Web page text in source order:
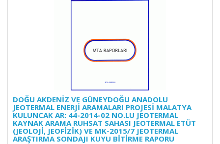
DOĞU AKDENİZ VE GÜNEYDOĞU ANADOLU
JEOTERMAL ENERJİ ARAMALARI PROJESİ MALATYA
KULUNCAK AR: 44-2014-02 NO.LU JEOTERMAL
KAYNAK ARAMA RUHSAT SAHASI JEOTERMAL ETÜT
(JEOLOJİ, JEOFİZİK) VE MK-2015/7 JEOTERMAL
ARAŞTIRMA SONDAJI KUYU BİTİRME RAPORU